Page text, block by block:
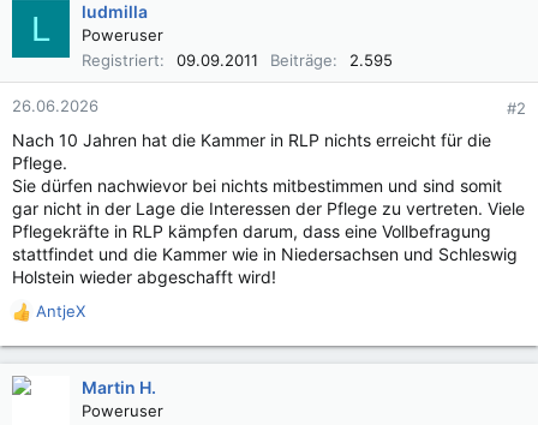
L ludmilla
Poweruser
Registriert
09.09.2011 Beiträge 2.595
26.06.2026 #2
Nach 10 Jahren hat die Kammer in RLP nichts erreicht für die
Pflege.
Sie dürfen nachwievor bei nichts mitbestimmen und sind somit
gar nicht in der Lage die Interessen der Pflege zu vertreten. Viele
Pflegekräfte in RLP kämpfen darum, dass eine Vollbefragung
stattfindet und die Kammer wie in Niedersachsen und Schleswig
Holstein wieder abgeschafft wird!
R
e
a
k
AntjeX
Martin H.
Poweruser